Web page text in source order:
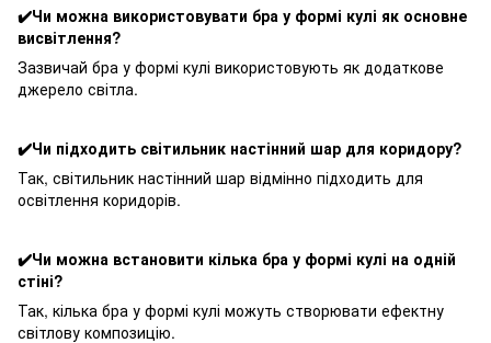
✔️Чи можна використовувати бра у формі кулі як основне
висвітлення?
Зазвичай бра у формі кулі використовують як додаткове
джерело світла.
✔️Чи підходить світильник настінний шар для коридору?
Так, світильник настінний шар відмінно підходить для
освітлення коридорів.
✔️Чи можна встановити кілька бра у формі кулі на одній
стіні?
Так, кілька бра у формі кулі можуть створювати ефектну
світлову композицію.